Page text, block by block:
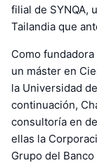
filial de SYNQA,
Tailandia que
Como
un máster en
la Universidad
continuación,
consultoría en
ellas la
Grupo del